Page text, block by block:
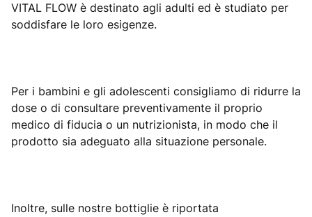
VITAL FLOW è destinato agli adulti ed è studiato per
soddisfare le loro esigenze.
Per i bambini e gli adolescenti consigliamo di ridurre la
dose o di consultare preventivamente il proprio
medico di fiducia o un nutrizionista, in modo che il
prodotto sia adeguato alla situazione personale.
Inoltre, sulle nostre bottiglie è riportata